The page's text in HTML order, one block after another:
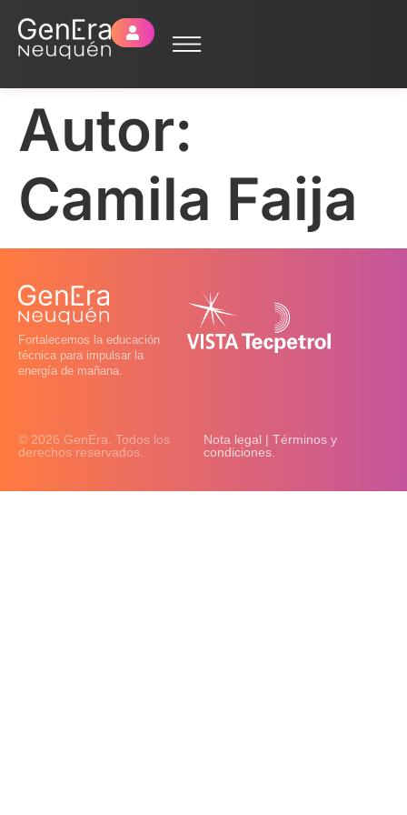
Autor:
Camila Faija
Fortalecemos la educación
técnica para impulsar la
energía de mañana.
© 2026 GenEra. Todos los
derechos reservados.
Nota legal | Términos y
condiciones.